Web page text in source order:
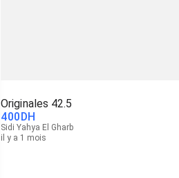
Originales 42.5
400DH
Sidi Yahya El Gharb
il y a 1 mois